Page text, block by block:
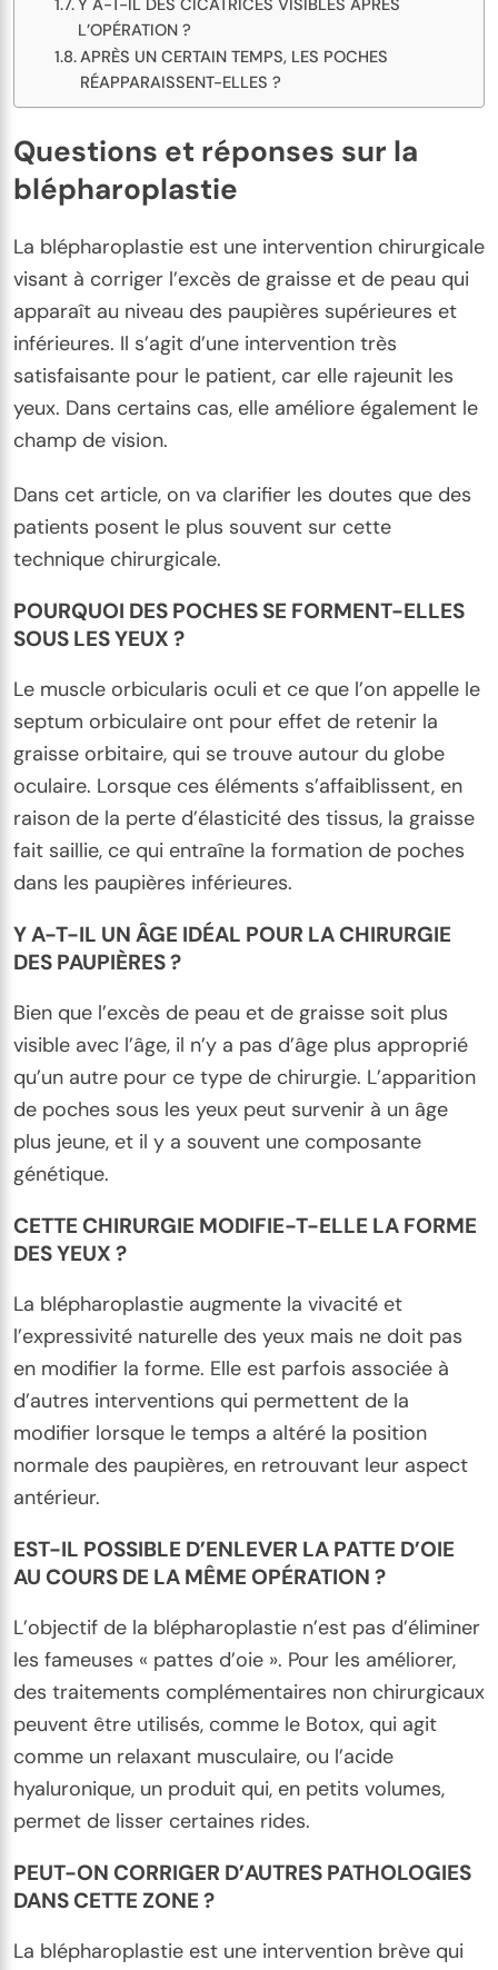
Y A-T-IL DES CICATRICES VISIBLES APRÈS
L’OPÉRATION ?
APRÈS UN CERTAIN TEMPS, LES POCHES
RÉAPPARAISSENT-ELLES ?
Questions et réponses sur la
blépharoplastie
La blépharoplastie est une intervention chirurgicale
visant à corriger l’excès de graisse et de peau qui
apparaît au niveau des paupières supérieures et
inférieures. Il s’agit d’une intervention très
satisfaisante pour le patient, car elle rajeunit les
yeux. Dans certains cas, elle améliore également le
champ de vision.
Dans cet article, on va clarifier les doutes que des
patients posent le plus souvent sur cette
technique chirurgicale.
POURQUOI DES POCHES SE FORMENT-ELLES
SOUS LES YEUX ?
Le muscle orbicularis oculi et ce que l’on appelle le
septum orbiculaire ont pour effet de retenir la
graisse orbitaire, qui se trouve autour du globe
oculaire. Lorsque ces éléments s’affaiblissent, en
raison de la perte d’élasticité des tissus, la graisse
fait saillie, ce qui entraîne la formation de poches
dans les paupières inférieures.
Y A-T-IL UN ÂGE IDÉAL POUR LA CHIRURGIE
DES PAUPIÈRES ?
Bien que l’excès de peau et de graisse soit plus
visible avec l’âge, il n’y a pas d’âge plus approprié
qu’un autre pour ce type de chirurgie. L’apparition
de poches sous les yeux peut survenir à un âge
plus jeune, et il y a souvent une composante
génétique.
CETTE CHIRURGIE MODIFIE-T-ELLE LA FORME
DES YEUX ?
La blépharoplastie augmente la vivacité et
l’expressivité naturelle des yeux mais ne doit pas
en modifier la forme. Elle est parfois associée à
d’autres interventions qui permettent de la
modifier lorsque le temps a altéré la position
normale des paupières, en retrouvant leur aspect
antérieur.
EST-IL POSSIBLE D’ENLEVER LA PATTE D’OIE
AU COURS DE LA MÊME OPÉRATION ?
L’objectif de la blépharoplastie n’est pas d’éliminer
les fameuses « pattes d’oie ». Pour les améliorer,
des traitements complémentaires non chirurgicaux
peuvent être utilisés, comme le Botox, qui agit
comme un relaxant musculaire, ou l’acide
hyaluronique, un produit qui, en petits volumes,
permet de lisser certaines rides.
PEUT-ON CORRIGER D’AUTRES PATHOLOGIES
DANS CETTE ZONE ?
La blépharoplastie est une intervention brève qui